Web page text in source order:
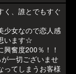
く、誰とでもすぐ
少女なので恋人感
います☆
奮度200％！！
一切ございませ
ってしまうお客様